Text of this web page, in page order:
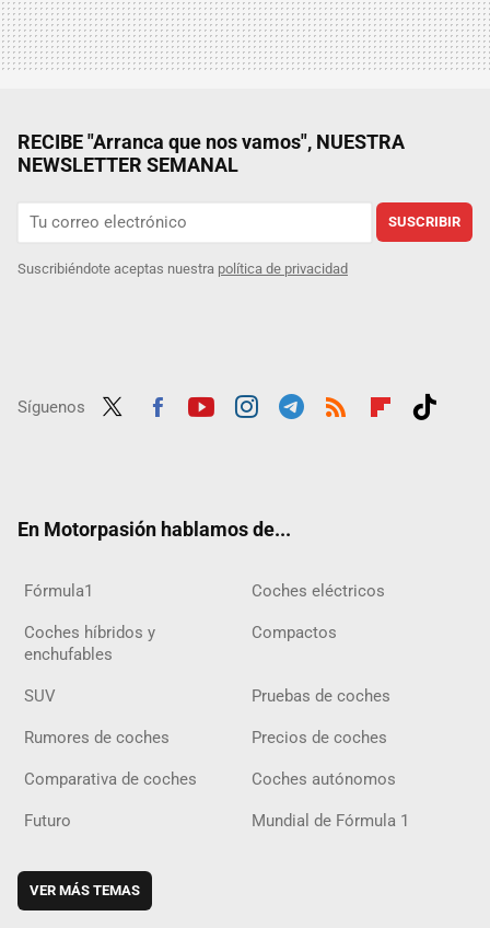
RECIBE "Arranca que nos vamos", NUESTRA
NEWSLETTER SEMANAL
SUSCRIBIR
Suscribiéndote aceptas nuestra política de privacidad
Síguenos
En Motorpasión hablamos de...
Fórmula1 Coches eléctricos
Coches híbridos y
enchufables
Compactos
SUV Pruebas de coches
Rumores de coches Precios de coches
Comparativa de coches Coches autónomos
Futuro Mundial de Fórmula 1
VER MÁS TEMAS